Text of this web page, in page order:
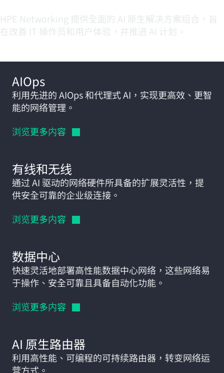
HPE Networking 提供全面的 AI 原生解决方案组合，旨
在改善 IT 操作员和用户体验，并推进 AI 计划。
AIOps
利用先进的 AIOps 和代理式 AI，实现更高效、更智
能的网络管理。
浏览更多内容
有线和无线
通过 AI 驱动的网络硬件所具备的扩展灵活性，提
供安全可靠的企业级连接。
浏览更多内容
数据中心
快速灵活地部署高性能数据中心网络，这些网络易
于操作、安全可靠且具备自动化功能。
浏览更多内容
AI 原生路由器
利用高性能、可编程的可持续路由器，转变网络运
营方式。